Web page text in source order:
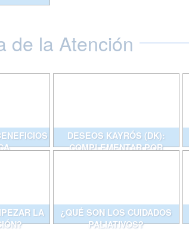
de la Atención
DESEOS KAYRÓS (DK):
COMPLEMENTAR POR
LA
¿QUÉ SON LOS CUIDADOS
PALIATIVOS?